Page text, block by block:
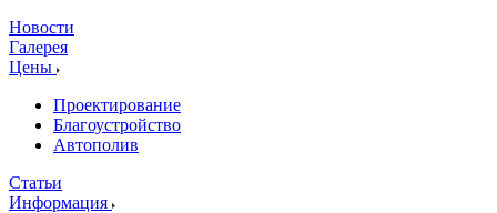
Новости
Галерея
Цены
Проектирование
Благоустройство
Автополив
Статьи
Информация